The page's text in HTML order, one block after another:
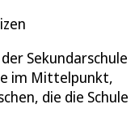
Sekundarschule
im Mittelpunkt,
die die Schule